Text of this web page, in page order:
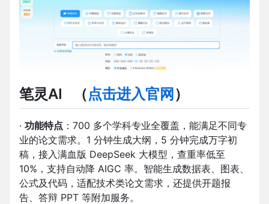
笔灵AI （点击进入官网 ）
· 功能特点 ：700 多个学科专业全覆盖，能满足不同专
业的论文需求。1 分钟生成大纲，5 分钟完成万字初
稿，接入满血版 DeepSeek 大模型，查重率低至
10%，支持自动降 AIGC 率。智能生成数据表、图表、
公式及代码，适配技术类论文需求，还提供开题报
告、答辩 PPT 等附加服务。